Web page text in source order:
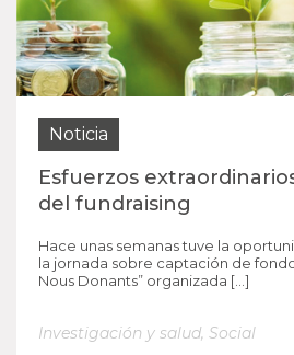
Noticia
Esfuerzos
del fundraising
Hace unas semanas tuve la
la jornada sobre captación de
Nous Donants” organizada […]
Investigación y salud, Social